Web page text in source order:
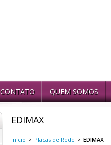
CONTATO QUEM SOMOS
EDIMAX
Início > Placas de Rede > EDIMAX